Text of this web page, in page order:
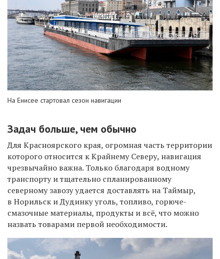
На Енисее стартовал сезон навигации
Задач больше, чем обычно
Для Красноярского края, огромная часть территории
которого относится к Крайнему Северу, навигация
чрезвычайно важна. Только благодаря водному
транспорту и тщательно спланированному
северному завозу удается доставлять на Таймыр,
в Норильск и Дудинку уголь, топливо, горюче-
смазочные материалы, продукты и всё, что можно
назвать товарами первой необходимости.